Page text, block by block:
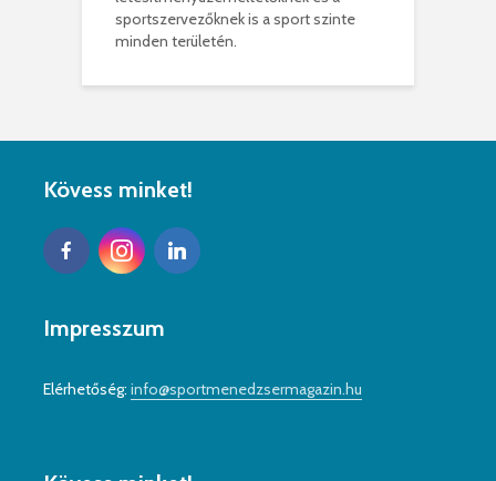
sportszervezőknek is a sport szinte
minden területén.
Kövess minket!
Impresszum
Elérhetőség: info@sportmenedzsermagazin.hu